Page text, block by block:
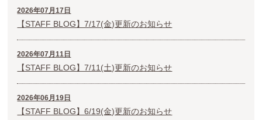
2026年07月17日
【STAFF BLOG】7/17(金)更新のお知らせ
2026年07月11日
【STAFF BLOG】7/11(土)更新のお知らせ
2026年06月19日
【STAFF BLOG】6/19(金)更新のお知らせ